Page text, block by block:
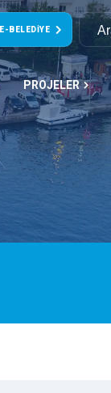
E-BELEDIYE
PROJELER